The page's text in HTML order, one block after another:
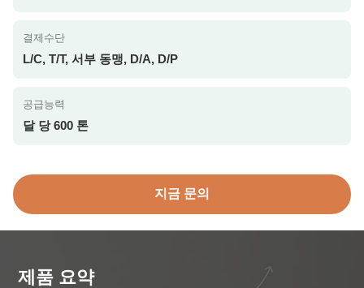
결제수단
L/C, T/T, 서부 동맹, D/A, D/P
공급능력
달 당 600 톤
지금 문의
제품 요약